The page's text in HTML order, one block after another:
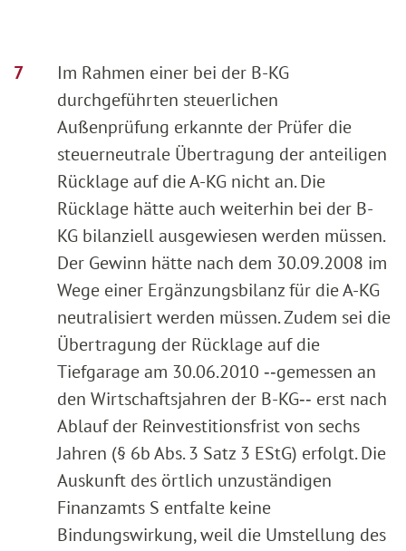
Im Rahmen einer bei der B-KG
durchgeführten steuerlichen
Außenprüfung erkannte der Prüfer die
steuerneutrale Übertragung der anteiligen
Rücklage auf die A-KG nicht an. Die
Rücklage hätte auch weiterhin bei der B-
KG bilanziell ausgewiesen werden müssen.
Der Gewinn hätte nach dem 30.09.2008 im
Wege einer Ergänzungsbilanz für die A-KG
neutralisiert werden müssen. Zudem sei die
Übertragung der Rücklage auf die
Tiefgarage am 30.06.2010 ‑‑gemessen an
den Wirtschaftsjahren der B-KG‑‑ erst nach
Ablauf der Reinvestitionsfrist von sechs
Jahren (§ 6b Abs. 3 Satz 3 EStG) erfolgt. Die
Auskunft des örtlich unzuständigen
Finanzamts S entfalte keine
Bindungswirkung, weil die Umstellung des